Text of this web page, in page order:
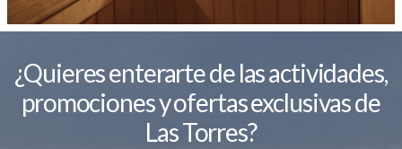
¿Quieres enterarte de las actividades,
promociones y ofertas exclusivas de
Las Torres?